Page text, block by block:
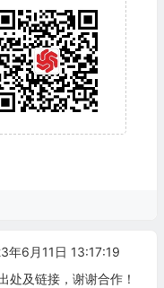
年6月11日 13:17:19
处及链接，谢谢合作！